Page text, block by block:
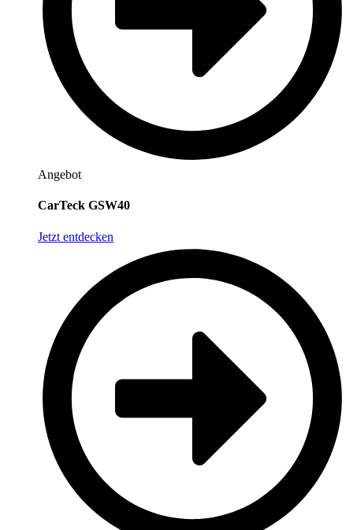
Angebot
CarTeck GSW40
Jetzt entdecken